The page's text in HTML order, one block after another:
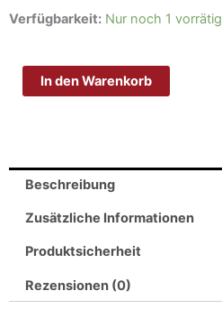
Verfügbarkeit: Nur noch 1 vorrätig
Ringelspitz
MengeIn den Warenkorb
Beschreibung
Zusätzliche Informationen
Produktsicherheit
Rezensionen (0)